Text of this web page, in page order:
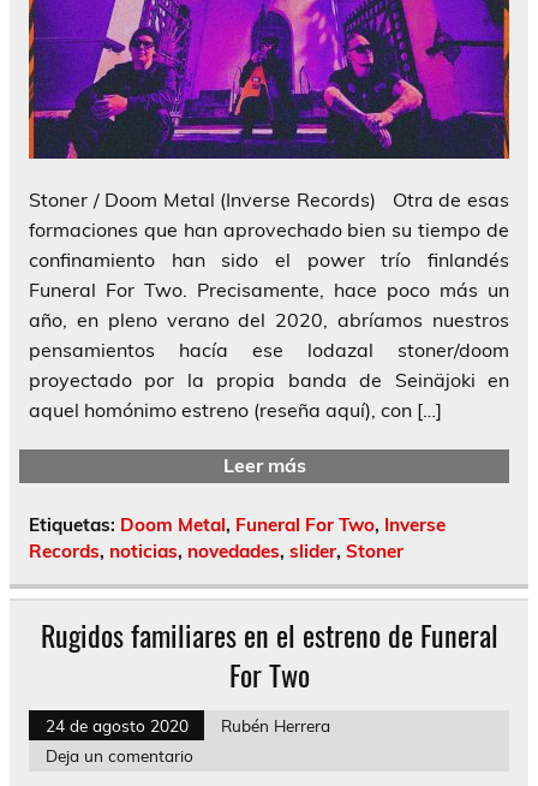
Stoner / Doom Metal (Inverse Records) Otra de esas
formaciones que han aprovechado bien su tiempo de
confinamiento han sido el power trío finlandés
Funeral For Two. Precisamente, hace poco más un
año, en pleno verano del 2020, abríamos nuestros
pensamientos hacía ese lodazal stoner/doom
proyectado por la propia banda de Seinäjoki en
aquel homónimo estreno (reseña aquí), con […]
Leer más
Etiquetas: Doom Metal, Funeral For Two, Inverse
Records, noticias, novedades, slider, Stoner
Rugidos familiares en el estreno de Funeral
For Two
24 de agosto 2020
Rubén Herrera
Deja un comentario